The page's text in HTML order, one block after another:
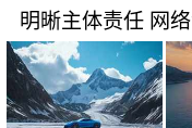
明晰主体责任 网